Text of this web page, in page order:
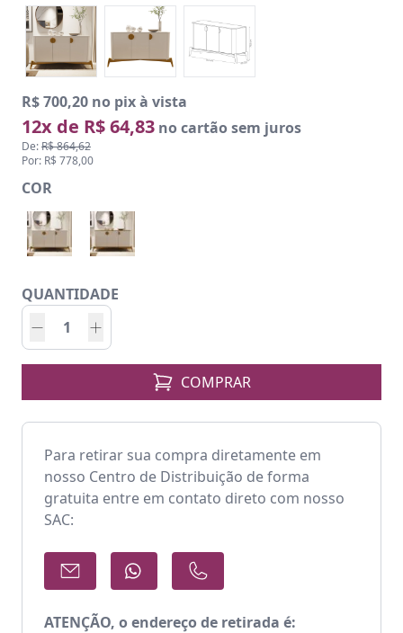
R$ 700,20 no pix à vista
12x de R$ 64,83 no cartão sem juros
De:R$ 864,62
Por: R$ 778,00
COR
QUANTIDADE
COMPRAR
Para retirar sua compra diretamente em
nosso Centro de Distribuição de forma
gratuita entre em contato direto com nosso
SAC:
ATENÇÃO, o endereço de retirada é: